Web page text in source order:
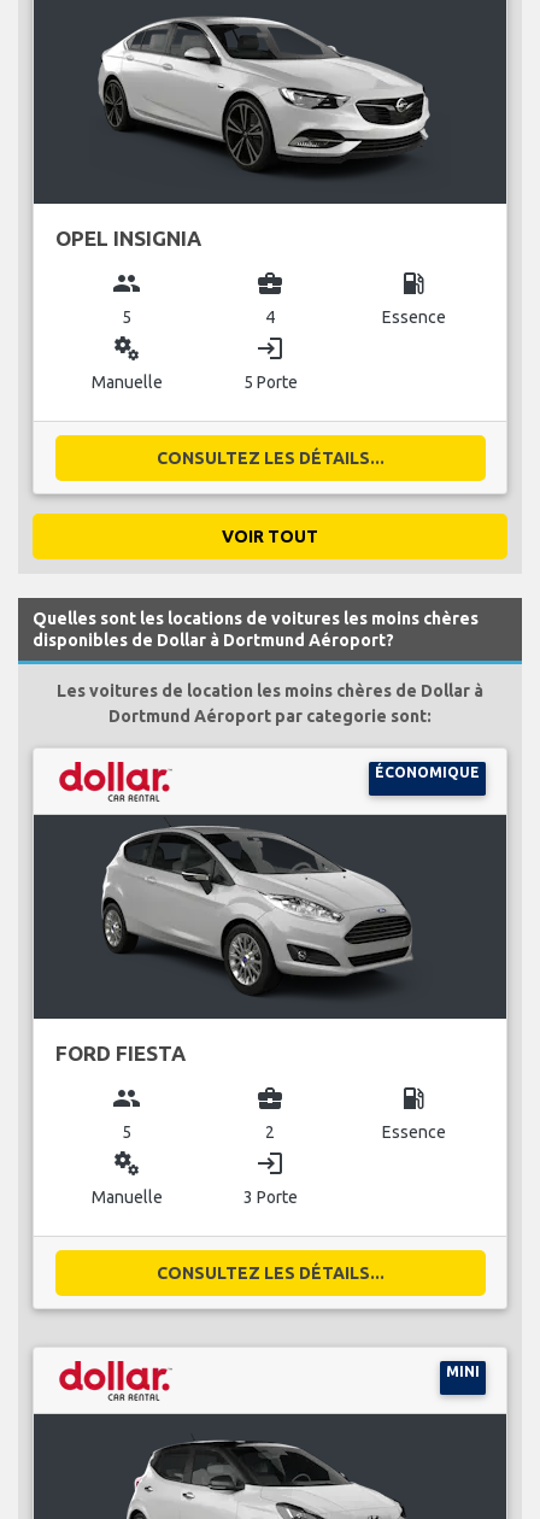
OPEL INSIGNIA
group
5
business_center
4
local_gas_station
Essence
miscellaneous_services
Manuelle
login
5 Porte
CONSULTEZ LES DÉTAILS...
VOIR TOUT
Quelles sont les locations de voitures les moins chères
disponibles de Dollar à Dortmund Aéroport?
Les voitures de location les moins chères de Dollar à
Dortmund Aéroport par categorie sont:
ÉCONOMIQUE
FORD FIESTA
group
5
business_center
2
local_gas_station
Essence
miscellaneous_services
Manuelle
login
3 Porte
CONSULTEZ LES DÉTAILS...
MINI